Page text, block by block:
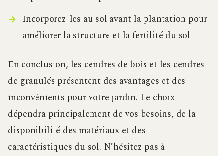
Incorporez-les au sol avant la plantation pour
améliorer la structure et la fertilité du sol
En conclusion, les cendres de bois et les cendres
de granulés présentent des avantages et des
inconvénients pour votre jardin. Le choix
dépendra principalement de vos besoins, de la
disponibilité des matériaux et des
caractéristiques du sol. N’hésitez pas à